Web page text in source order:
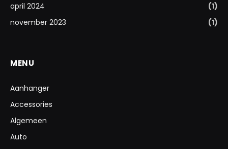
april 2024
(1)
november 2023
(1)
MENU
Aanhanger
Accessories
Algemeen
Auto